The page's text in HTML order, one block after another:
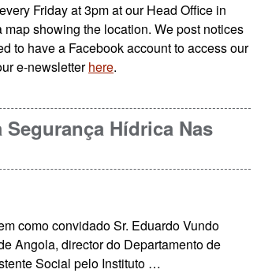
Friday at 3pm at our Head Office in
map showing the location. We post notices
to have a Facebook account to access our
e-newsletterhere.
Hídrica Nas
como convidado Sr. Eduardo Vundo
Angola, director do Departamento de
Social pelo Instituto …